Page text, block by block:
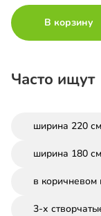
В корзину
Часто ищут
ширина 220 см
ширина 180 см
в коричневом
3-х